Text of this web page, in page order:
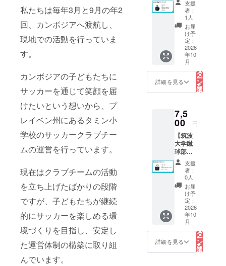
私たちは毎年3月と9月の年2
回、カンボジアへ渡航し、
現地での活動を行っていま
す。
カンボジアの子どもたちに
サッカーを通じて笑顔を届
けたいという想いから、プ
レイベン州にあるタミン小
学校のサッカークラブチー
ムの運営を行っています。
現在はクラブチームの活動
を立ち上げたばかりの段階
ですが、子どもたちが継続
的にサッカーを楽しめる環
境づくりを目指し、安定し
た運営体制の構築に取り組
んでいます。
テムと
して、
日常使
いはも
ちろ
ん、ス
ポーツ
観戦や
お出か
けの際
ます。
皆様か
支援
は、プ
ロジェ
クトの
ために
大切に
使わせ
ていた
だきま
す。 ■
内容 ・
筑波大
部公式
グッズ
ジェク
トのた
めに大
切に使
わせて
いただ
きま
す。 ・
お礼
メール
（PV終
了報告
書付
き）
※「とに
かく応
援コー
ス」は
ご支援
金額に
関わら
ず、返
礼品の
内容は
同一と
なりま
す。
ランチ
バッ
ク】 筑
波大学
蹴球部
オリジ
ナルロ
ゴ入り
「ラン
チバッ
グ」を
お届け
ます。
本商品
は、今
回の
FIFA
ワール
ドカッ
プ パブ
リック
ビュー
イング
開催に
あた
り、筑
波大学
蹴球部
が特別
支援
者：
1人
お届
け予
定：
2026
年10
月
詳細を見る
リ
タ
ー
ン
を
選
択
7,5
00 円
【筑波
大学蹴
球部プ
ラン：
サコッ
シュ】
筑波大
学蹴球
部オリ
ジナル
ロゴ入
り「サ
コッ
シュ」
をお届
けいた
支援
者：
0人
お届
け予
定：
2026
年10
月
詳細を見る
リ
タ
ー
ン
を
選
択